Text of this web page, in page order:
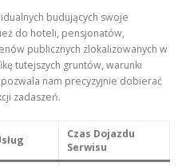
budujących swoje
do hoteli, pensjonatów,
publicznych zlokalizowanych w
tutejszych gruntów, warunki
nam precyzyjnie dobierać
zadaszeń.
Czas Dojazdu
Serwisu